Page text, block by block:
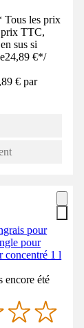
les prix
prix TTC,
sus si
24,89 €*/
€ par
pour
pour
concentré 1 l
encore été